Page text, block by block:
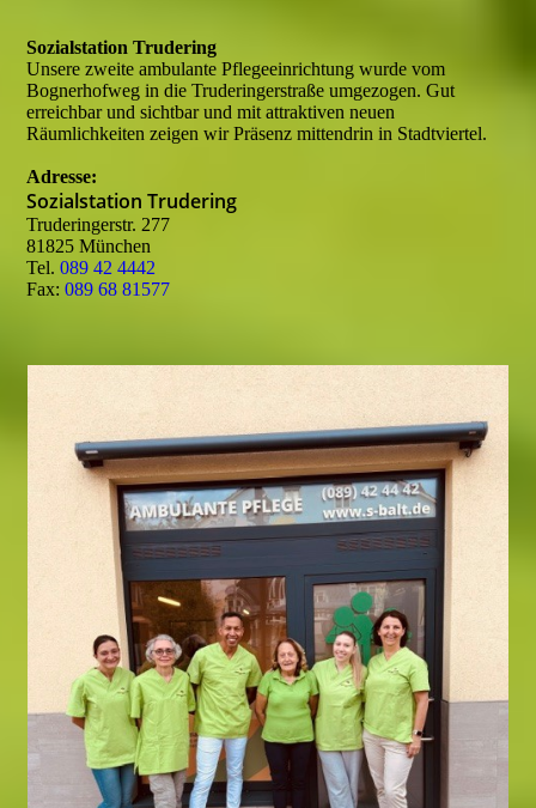
Sozialstation Trudering
Unsere zweite ambulante Pflegeeinrichtung wurde vom
Bognerhofweg in die Truderingerstraße umgezogen. Gut
erreichbar und sichtbar und mit attraktiven neuen
Räumlichkeiten zeigen wir Präsenz mittendrin in Stadtviertel.
Adresse:
Sozialstation Trudering
Truderingerstr. 277
81825 München
Tel.089 42 4442
Fax:089 68 81577